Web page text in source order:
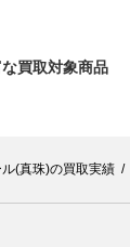
買取対象商品
(真珠)の買取実績 /